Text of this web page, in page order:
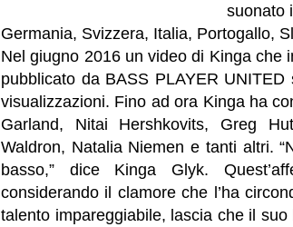
suonato
Germania, Svizzera, Italia, Portogallo,
Nel giugno 2016 un video di Kinga che
pubblicato da BASS PLAYER
visualizzazioni. Fino ad ora Kinga ha
Garland, Nitai Hershkovits, Greg
Waldron, Natalia Niemen e tanti altri.
basso,” dice Kinga Glyk.
considerando il clamore che l’ha
talento impareggiabile, lascia che il